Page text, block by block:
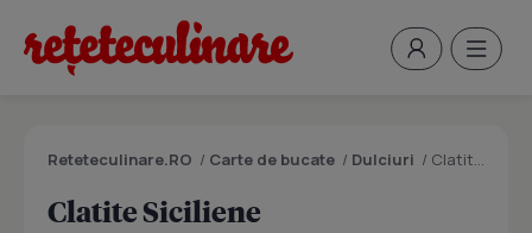
Reteteculinare.RO / Carte de bucate / Dulciuri / Clatite Siciliene
Clatite Siciliene